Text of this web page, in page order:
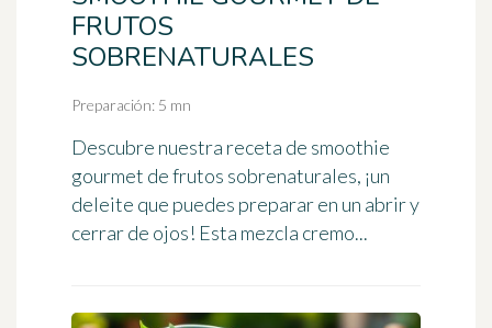
FRUTOS
SOBRENATURALES
Preparación: 5 mn
Descubre nuestra receta de smoothie
gourmet de frutos sobrenaturales, ¡un
deleite que puedes preparar en un abrir y
cerrar de ojos! Esta mezcla cremo...